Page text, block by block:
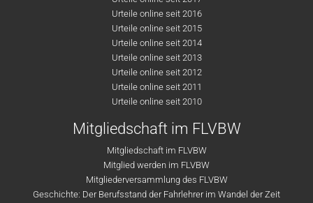
Urteile online seit 2016
Urteile online seit 2015
Urteile online seit 2014
Urteile online seit 2013
Urteile online seit 2012
Urteile online seit 2011
Urteile online seit 2010
Mitgliedschaft im FLVBW
Mitgliedschaft im FLVBW
Mitglied werden im FLVBW
Mitgliederversammlung des FLVBW
Geschichte: Der Berufsstand der Fahrlehrer im Wandel der Zeit